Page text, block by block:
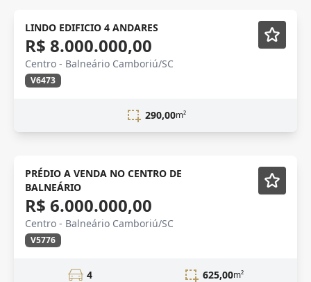
VENDA
LINDO EDIFICIO 4 ANDARES
R$ 8.000.000,00
Centro - Balneário Camboriú/SC
V6473
290,00m²
VENDA Semi-mobiliado
PRÉDIO A VENDA NO CENTRO DE
BALNEÁRIO
R$ 6.000.000,00
Centro - Balneário Camboriú/SC
V5776
4 625,00m²